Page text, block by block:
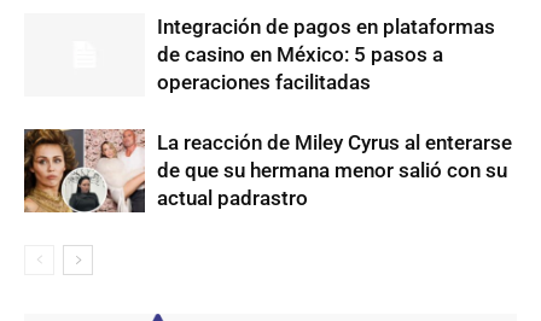
Integración de pagos en plataformas
de casino en México: 5 pasos a
operaciones facilitadas
La reacción de Miley Cyrus al enterarse
de que su hermana menor salió con su
actual padrastro